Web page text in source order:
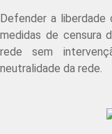
Defender a liberdade
medidas de censura
rede sem
neutralidade da rede.